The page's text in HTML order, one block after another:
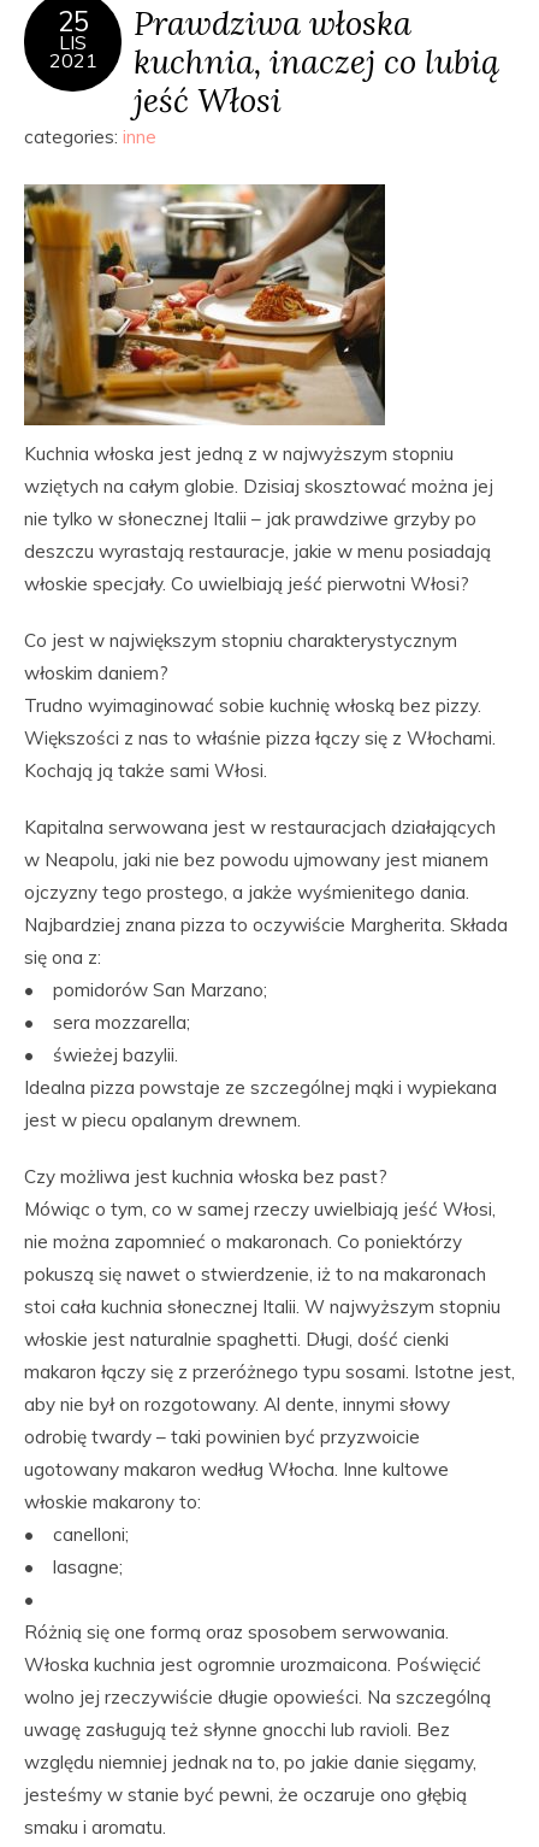
25
LIS
2021
Prawdziwa włoska
kuchnia, inaczej co lubią
jeść Włosi
categories: inne
Kuchnia włoska jest jedną z w najwyższym stopniu
wziętych na całym globie. Dzisiaj skosztować można jej
nie tylko w słonecznej Italii – jak prawdziwe grzyby po
deszczu wyrastają restauracje, jakie w menu posiadają
włoskie specjały. Co uwielbiają jeść pierwotni Włosi?
Co jest w największym stopniu charakterystycznym
włoskim daniem?
Trudno wyimaginować sobie kuchnię włoską bez pizzy.
Większości z nas to właśnie pizza łączy się z Włochami.
Kochają ją także sami Włosi.
Kapitalna serwowana jest w restauracjach działających
w Neapolu, jaki nie bez powodu ujmowany jest mianem
ojczyzny tego prostego, a jakże wyśmienitego dania.
Najbardziej znana pizza to oczywiście Margherita. Składa
się ona z:
• pomidorów San Marzano;
• sera mozzarella;
• świeżej bazylii.
Idealna pizza powstaje ze szczególnej mąki i wypiekana
jest w piecu opalanym drewnem.
Czy możliwa jest kuchnia włoska bez past?
Mówiąc o tym, co w samej rzeczy uwielbiają jeść Włosi,
nie można zapomnieć o makaronach. Co poniektórzy
pokuszą się nawet o stwierdzenie, iż to na makaronach
stoi cała kuchnia słonecznej Italii. W najwyższym stopniu
włoskie jest naturalnie spaghetti. Długi, dość cienki
makaron łączy się z przeróżnego typu sosami. Istotne jest,
aby nie był on rozgotowany. Al dente, innymi słowy
odrobię twardy – taki powinien być przyzwoicie
ugotowany makaron według Włocha. Inne kultowe
włoskie makarony to:
• canelloni;
• lasagne;
•
Różnią się one formą oraz sposobem serwowania.
Włoska kuchnia jest ogromnie urozmaicona. Poświęcić
wolno jej rzeczywiście długie opowieści. Na szczególną
uwagę zasługują też słynne gnocchi lub ravioli. Bez
względu niemniej jednak na to, po jakie danie sięgamy,
jesteśmy w stanie być pewni, że oczaruje ono głębią
smaku i aromatu.